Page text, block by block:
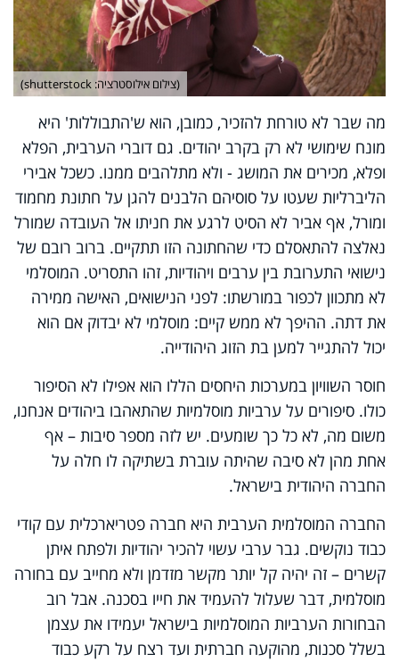
(צילום אילוסטרציה: shutterstock)
מה שבר לא טורחת להזכיר, כמובן, הוא ש'התבוללות' היא
מונח שימושי לא רק בקרב יהודים. גם דוברי הערבית, הפלא
ופלא, מכירים את המושג - ולא מתלהבים ממנו. כשכל אבירי
הליברליות שעטו על סוסיהם הלבנים להגן על חתונת מחמוד
ומורל, אף אביר לא הסיט לרגע את חניתו אל העובדה שמורל
נאלצה להתאסלם כדי שהחתונה הזו תתקיים. ברוב רובם של
נישואי התערובת בין ערבים ויהודיות, זהו התסריט. המוסלמי
לא מתכוון לכפור במורשתו: לפני הנישואים, האישה ממירה
את דתה. ההיפך לא ממש קיים: מוסלמי לא יבדוק אם הוא
יכול להתגייר למען בת הזוג היהודייה.
חוסר השוויון במערכות היחסים הללו הוא אפילו לא הסיפור
כולו. סיפורים על ערביות מוסלמיות שהתאהבו ביהודים אנחנו,
משום מה, לא כל כך שומעים. יש לזה מספר סיבות – אף
אחת מהן לא סיבה שהיתה עוברת בשתיקה לו חלה על
החברה היהודית בישראל.
החברה המוסלמית הערבית היא חברה פטריארכלית עם קודי
כבוד נוקשים. גבר ערבי עשוי להכיר יהודיות ולפתח איתן
קשרים – זה יהיה קל יותר מקשר מזדמן ולא מחייב עם בחורה
מוסלמית, דבר שעלול להעמיד את חייו בסכנה. אבל רוב
הבחורות הערביות המוסלמיות בישראל יעמידו את עצמן
בשלל סכנות, מהוקעה חברתית ועד רצח על רקע כבוד